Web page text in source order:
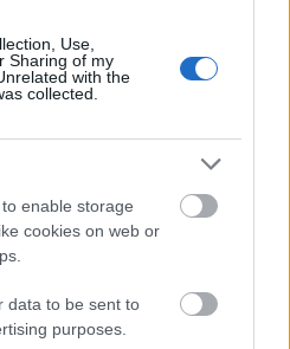
Use,
Sharing of my
with the
collected.
enable storage
cookies on web or
data to be sent to
purposes.